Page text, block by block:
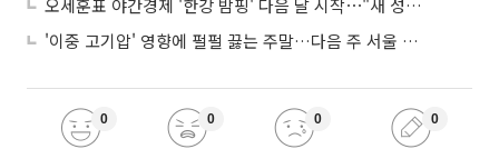
오세훈표 야간경제 '한강 밤핑' 다음 달 시작⋯"새 성장동력 만들 것"
'이중 고기압' 영향에 펄펄 끓는 주말…다음 주 서울 포함 서쪽이 더 덥다
0 0 0 0